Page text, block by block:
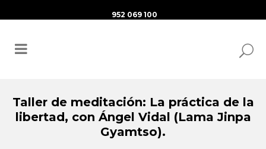
952 069 100
Taller de meditación: La práctica de la
libertad, con Ángel Vidal (Lama Jinpa
Gyamtso).